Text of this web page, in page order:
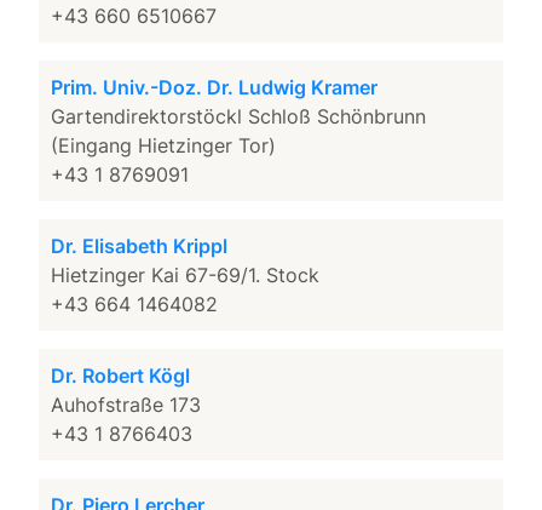
+43 660 6510667
Prim. Univ.-Doz. Dr. Ludwig Kramer
Gartendirektorstöckl Schloß Schönbrunn
(Eingang Hietzinger Tor)
+43 1 8769091
Dr. Elisabeth Krippl
Hietzinger Kai 67-69/1. Stock
+43 664 1464082
Dr. Robert Kögl
Auhofstraße 173
+43 1 8766403
Dr. Piero Lercher